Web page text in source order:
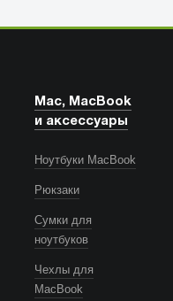
Mac, MacBook
и аксессуары
Ноутбуки MacBook
Рюкзаки
Сумки для
ноутбуков
Чехлы для
MacBook